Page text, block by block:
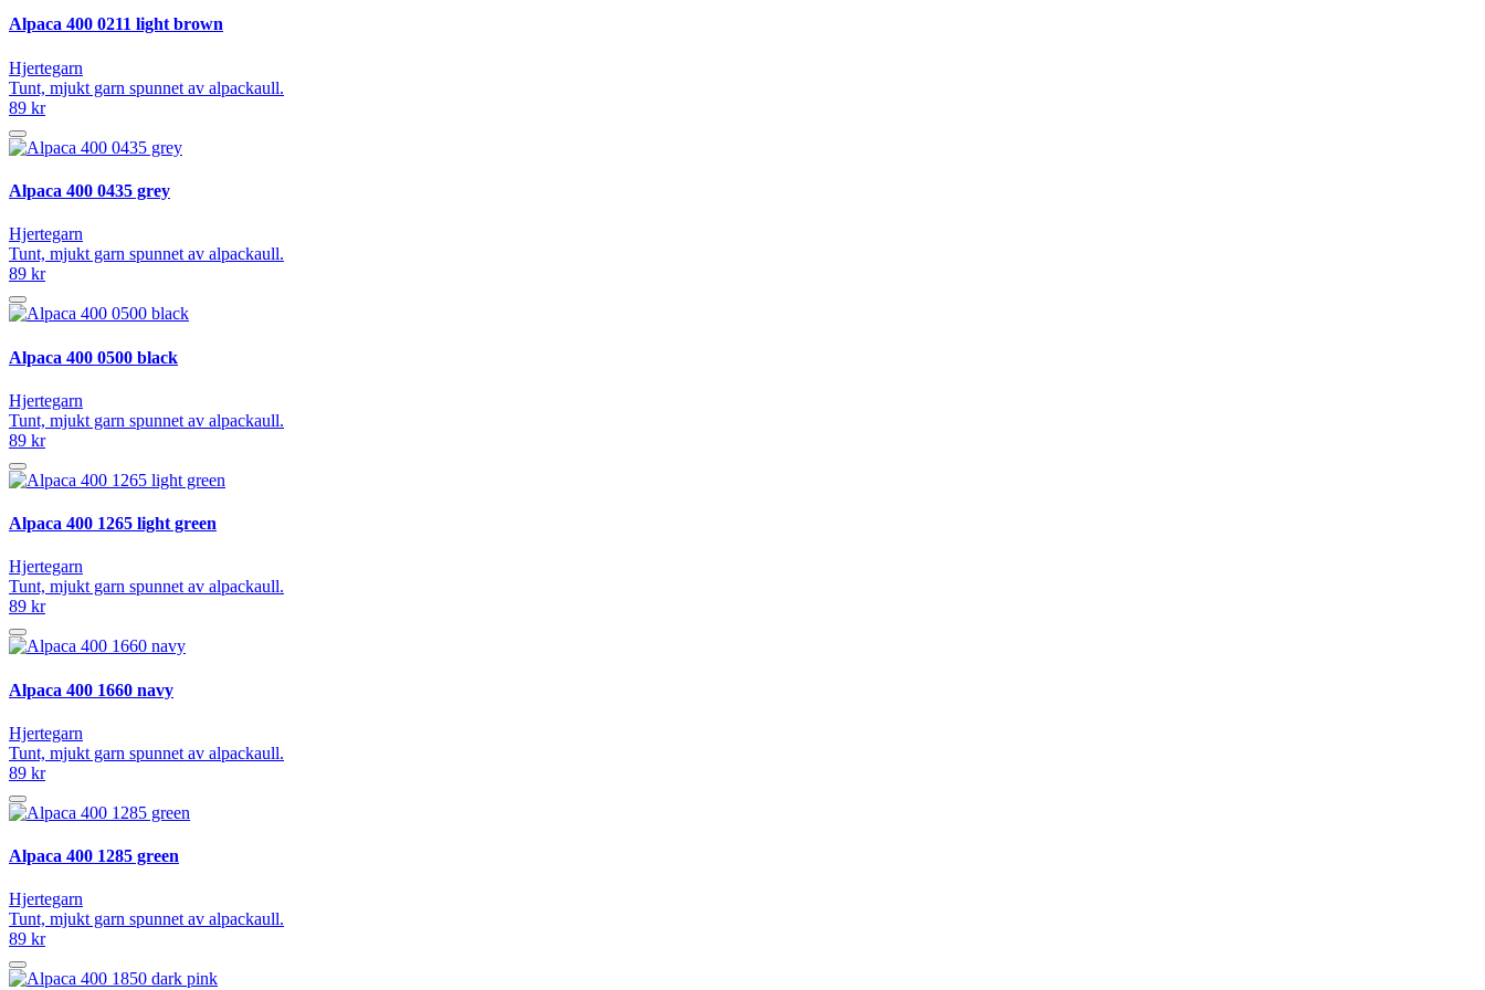
Alpaca 400 0211 light brown
Hjertegarn
Tunt, mjukt garn spunnet av alpackaull.
89 kr
Alpaca 400 0435 grey
Hjertegarn
Tunt, mjukt garn spunnet av alpackaull.
89 kr
Alpaca 400 0500 black
Hjertegarn
Tunt, mjukt garn spunnet av alpackaull.
89 kr
Alpaca 400 1265 light green
Hjertegarn
Tunt, mjukt garn spunnet av alpackaull.
89 kr
Alpaca 400 1660 navy
Hjertegarn
Tunt, mjukt garn spunnet av alpackaull.
89 kr
Alpaca 400 1285 green
Hjertegarn
Tunt, mjukt garn spunnet av alpackaull.
89 kr